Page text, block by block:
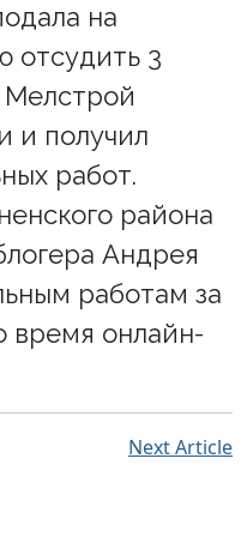
на
отсудить 3
Мелстрой
и получил
работ.
района
Андрея
работам за
время онлайн-
Next Article